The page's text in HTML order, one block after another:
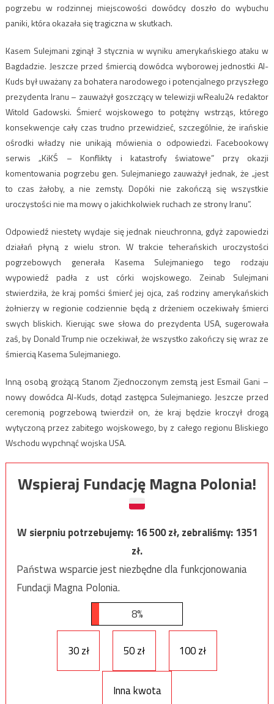
pogrzebu w rodzinnej miejscowości dowódcy doszło do wybuchu
paniki, która okazała się tragiczna w skutkach.
Kasem Sulejmani zginął 3 stycznia w wyniku amerykańskiego ataku w
Bagdadzie. Jeszcze przed śmiercią dowódca wyborowej jednostki Al-
Kuds był uważany za bohatera narodowego i potencjalnego przyszłego
prezydenta Iranu – zauważył goszczący w telewizji wRealu24 redaktor
Witold Gadowski. Śmierć wojskowego to potężny wstrząs, którego
konsekwencje cały czas trudno przewidzieć, szczególnie, że irańskie
ośrodki władzy nie unikają mówienia o odpowiedzi. Facebookowy
serwis „KiKŚ – Konflikty i katastrofy światowe” przy okazji
komentowania pogrzebu gen. Sulejmaniego zauważył jednak, że „jest
to czas żałoby, a nie zemsty. Dopóki nie zakończą się wszystkie
uroczystości nie ma mowy o jakichkolwiek ruchach ze strony Iranu”.
Odpowiedź niestety wydaje się jednak nieuchronna, gdyż zapowiedzi
działań płyną z wielu stron. W trakcie teherańskich uroczystości
pogrzebowych generała Kasema Sulejmaniego tego rodzaju
wypowiedź padła z ust córki wojskowego. Zeinab Sulejmani
stwierdziła, że kraj pomści śmierć jej ojca, zaś rodziny amerykańskich
żołnierzy w regionie codziennie będą z drżeniem oczekiwały śmierci
swych bliskich. Kierując swe słowa do prezydenta USA, sugerowała
zaś, by Donald Trump nie oczekiwał, że wszystko zakończy się wraz ze
śmiercią Kasema Sulejmaniego.
Inną osobą grożącą Stanom Zjednoczonym zemstą jest Esmail Gani –
nowy dowódca Al-Kuds, dotąd zastępca Sulejmaniego. Jeszcze przed
ceremonią pogrzebową twierdził on, że kraj będzie kroczył drogą
wytyczoną przez zabitego wojskowego, by z całego regionu Bliskiego
Wschodu wypchnąć wojska USA.
Wspieraj Fundację Magna Polonia!
W sierpniu potrzebujemy:16 500zł, zebraliśmy:1351
zł.
Państwa wsparcie jest niezbędne dla funkcjonowania
Fundacji Magna Polonia.
8%
30 zł 50 zł 100 zł
Inna kwota